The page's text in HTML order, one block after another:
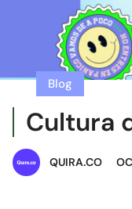
Blog
Cultura
QUIRA.CO